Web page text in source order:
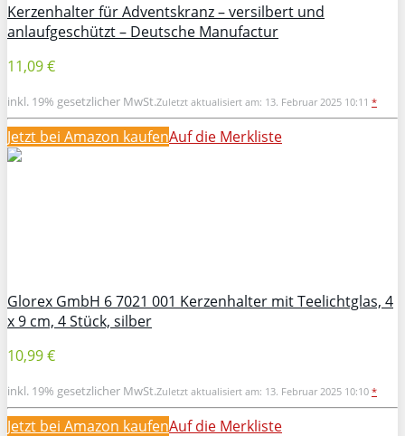
Kerzenhalter für Adventskranz – versilbert und
anlaufgeschützt – Deutsche Manufactur
11,09 €
inkl. 19% gesetzlicher MwSt.Zuletzt aktualisiert am: 13. Februar 2025 10:11 *
Jetzt bei Amazon kaufenAuf die Merkliste
Glorex GmbH 6 7021 001 Kerzenhalter mit Teelichtglas, 4
x 9 cm, 4 Stück, silber
10,99 €
inkl. 19% gesetzlicher MwSt.Zuletzt aktualisiert am: 13. Februar 2025 10:10 *
Jetzt bei Amazon kaufenAuf die Merkliste